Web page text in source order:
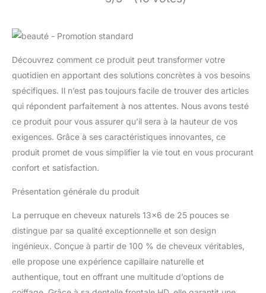
Découvrez comment ce produit peut transformer votre
quotidien en apportant des solutions concrètes à vos besoins
spécifiques. Il n’est pas toujours facile de trouver des articles
qui répondent parfaitement à nos attentes. Nous avons testé
ce produit pour vous assurer qu’il sera à la hauteur de vos
exigences. Grâce à ses caractéristiques innovantes, ce
produit promet de vous simplifier la vie tout en vous procurant
confort et satisfaction.
Présentation générale du produit
La perruque en cheveux naturels 13×6 de 25 pouces se
distingue par sa qualité exceptionnelle et son design
ingénieux. Conçue à partir de 100 % de cheveux véritables,
elle propose une expérience capillaire naturelle et
authentique, tout en offrant une multitude d’options de